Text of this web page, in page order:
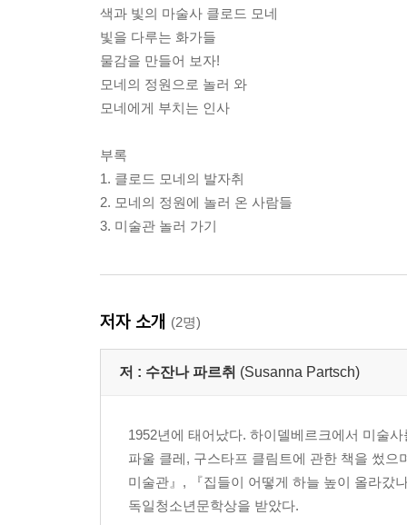
색과 빛의 마술사 클로드 모네
빛을 다루는 화가들
물감을 만들어 보자!
모네의 정원으로 놀러 와
모네에게 부치는 인사
부록
1. 클로드 모네의 발자취
2. 모네의 정원에 놀러 온 사람들
3. 미술관 놀러 가기
저자 소개 (2명)
저 : 수잔나 파르취 (Susanna Partsch)
1952년에 태어났다. 하이델베르크에서 미술
파울 클레, 구스타프 클림트에 관한 책을 썼
미술관』, 『집들이 어떻게 하늘 높이 올라갔
독일청소년문학상을 받았다.